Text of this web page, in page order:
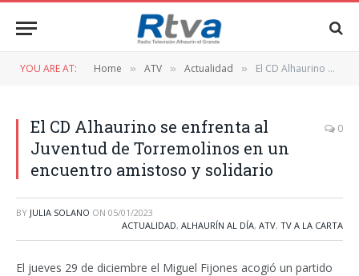
YOU ARE AT: Home » ATV » Actualidad » El CD Alhaurino se enfrenta al Juventud de Torremolinos en un encuentro amistoso y solidario
El CD Alhaurino se enfrenta al
Juventud de Torremolinos en un
encuentro amistoso y solidario
0
BY JULIA SOLANO ON 05/01/2023
ACTUALIDAD, ALHAURÍN AL DÍA, ATV, TV A LA CARTA
El jueves 29 de diciembre el Miguel Fijones acogió un partido